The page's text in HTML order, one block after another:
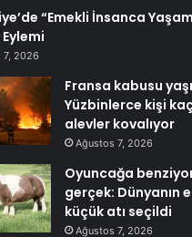
“Emekli İnsanca Yaşam
7, 2026
Fransa kabusu
Yüzbinlerce kişi
alevler kovalıyor
Ağustos 7, 2026
Oyuncağa
gerçek: Dünyanın
küçük atı seçildi
Ağustos 7, 2026